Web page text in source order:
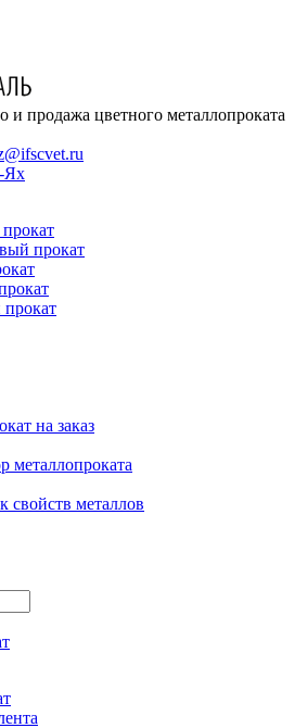
и продажа цветного металлопроката
Ях
прокат
на заказ
металлопроката
свойств металлов